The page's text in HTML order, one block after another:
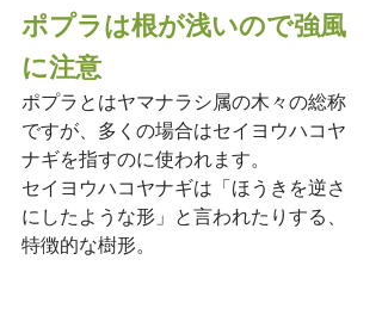
ポプラは根が浅いので強風
に注意
ポプラとはヤマナラシ属の木々の総称
ですが、多くの場合はセイヨウハコヤ
ナギを指すのに使われます。
セイヨウハコヤナギは「ほうきを逆さ
にしたような形」と言われたりする、
特徴的な樹形。